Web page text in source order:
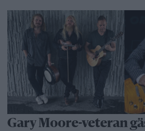
Gary Moore-veteran